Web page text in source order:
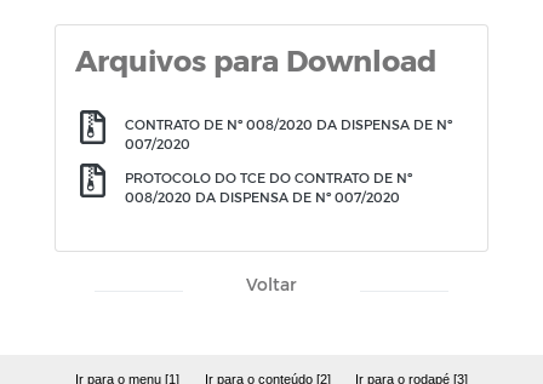
Arquivos para Download
CONTRATO DE Nº 008/2020 DA DISPENSA DE Nº
007/2020
PROTOCOLO DO TCE DO CONTRATO DE Nº
008/2020 DA DISPENSA DE Nº 007/2020
Voltar
Ir para o menu [1] Ir para o conteúdo [2] Ir para o rodapé [3]